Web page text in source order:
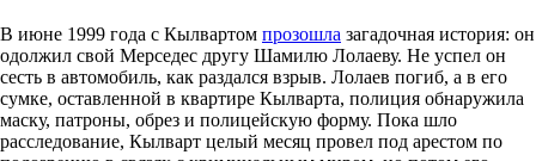
В июне 1999 года с Кылвартом прозошла загадочная история: он
одолжил свой Мерседес другу Шамилю Лолаеву. Не успел он
сесть в автомобиль, как раздался взрыв. Лолаев погиб, а в его
сумке, оставленной в квартире Кылварта, полиция обнаружила
маску, патроны, обрез и полицейскую форму. Пока шло
расследование, Кылварт целый месяц провел под арестом по